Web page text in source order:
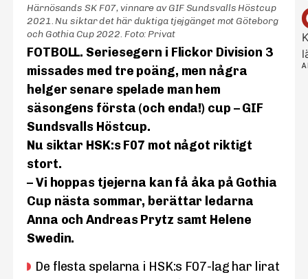
Härnösands SK F07, vinnare av GIF Sundsvalls Höstcup
2021. Nu siktar det här duktiga tjejgänget mot Göteborg
och Gothia Cup 2022. Foto: Privat
FOTBOLL. Seriesegern i Flickor Division 3
missades med tre poäng, men några
helger senare spelade man hem
säsongens första (och enda!) cup – GIF
Sundsvalls Höstcup.
Nu siktar HSK:s F07 mot något riktigt
stort.
– Vi hoppas tjejerna kan få åka på Gothia
Cup nästa sommar, berättar ledarna
Anna och Andreas Prytz samt Helene
Swedin.
De flesta spelarna i HSK:s F07-lag har lirat